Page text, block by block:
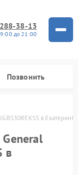
38-13
до 21:00
Позвонить
в
в